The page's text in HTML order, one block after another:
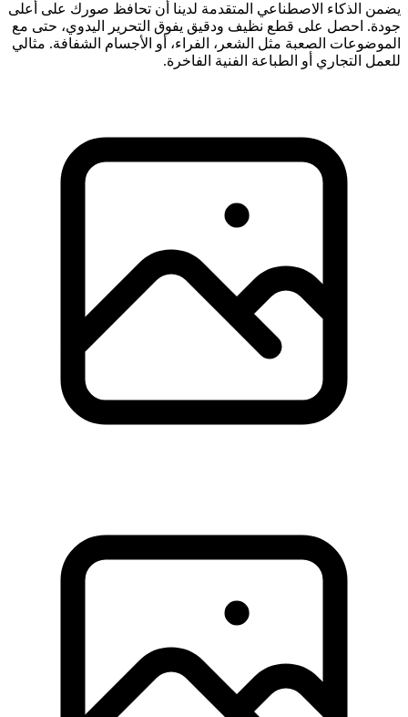
يضمن الذكاء الاصطناعي المتقدمة لدينا أن تحافظ صورك على أعلى
جودة. احصل على قطع نظيف ودقيق يفوق التحرير اليدوي، حتى مع
الموضوعات الصعبة مثل الشعر، الفراء، أو الأجسام الشفافة. مثالي
للعمل التجاري أو الطباعة الفنية الفاخرة.